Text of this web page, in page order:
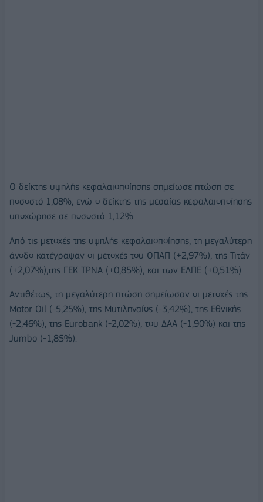
Ο δείκτης υψηλής κεφαλαιοποίησης σημείωσε πτώση σε
ποσοστό 1,08%, ενώ ο δείκτης της μεσαίας κεφαλαιοποίησης
υποχώρησε σε ποσοστό 1,12%.
Από τις μετοχές της υψηλής κεφαλαιοποίησης, τη μεγαλύτερη
άνοδο κατέγραψαν οι μετοχές του ΟΠΑΠ (+2,97%), της Τιτάν
(+2,07%),της ΓΕΚ ΤΡΝΑ (+0,85%), και των ΕΛΠΕ (+0,51%).
Αντιθέτως, τη μεγαλύτερη πτώση σημείωσαν οι μετοχές της
Motor Oil (-5,25%), της Μυτιληναίος (-3,42%), της Εθνικής
(-2,46%), της Eurobank (-2,02%), του ΔΑΑ (-1,90%) και της
Jumbo (-1,85%).